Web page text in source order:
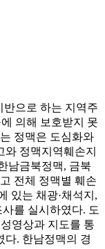
반으로 하는 지역주
의해 보호받지 못
정맥은 도심화와
정맥지역훼손지
남금북정맥, 금북
전체 정맥별 훼손
있는 채광·채석지,
를 실시하였다. 도
영상과 지도를 통
다. 한남정맥의 경